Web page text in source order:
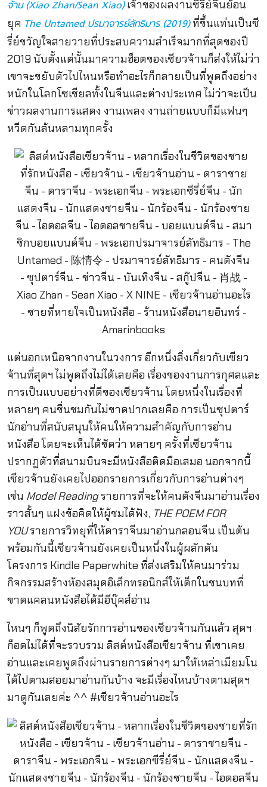
จ้าน (Xiao Zhan/Sean Xiao)เจ้าของผลงานซีรี่ย์จีนย้อน
ยุค The Untamed ปรมาจารย์ลัทธิมาร (2019)ที่ขึ้นแท่นเป็นซี
รี่ย์ขวัญใจสายวายที่ประสบความสำเร็จมากที่สุดของปี
2019 นับตั้งแต่นั้นมาความฮ็อตของเซียวจ้านก็ส่งให้ไม่ว่า
เขาจะขยับตัวไปไหนหรือทำอะไรก็กลายเป็นที่พูดถึงอย่าง
หนักในโลกโซเชียลทั้งในจีนและต่างประเทศ ไม่ว่าจะเป็น
ข่าวผลงานการแสดง งานเพลง งานถ่ายแบบก็มีแฟนๆ
หวีดกันล้นหลามทุกครั้ง
แต่นอกเหนือจากงานในวงการ อีกหนึ่งสิ่งเกี่ยวกับเซียว
จ้านที่สุดฯ ไม่พูดถึงไม่ได้เลยคือ เรื่องของงานการกุศลและ
การเป็นแบบอย่างที่ดีของเซียวจ้าน โดยหนึ่งในเรื่องที่
หลายๆ คนชื่นชมกันไม่ขาดปากเลยคือ การเป็นซุปตาร์
นักอ่านที่สนับสนุนให้คนให้ความสำคัญกับการอ่าน
หนังสือ โดยจะเห็นได้ชัดว่า หลายๆ ครั้งที่เซียวจ้าน
ปรากฏตัวที่สนามบินจะมีหนังสือติดมือเสมอ นอกจากนี้
เซียวจ้านยังเคยไปออกรายการเกี่ยวกับการอ่านต่างๆ
เช่น Model Readingรายการที่จะให้คนดังจีนมาอ่านเรื่อง
ราวสั้นๆ แฝงข้อคิดให้ผู้ชมได้ฟัง, THE POEM FOR
YOUรายการวิทยุที่ให้ดาราจีนมาอ่านกลอนจีน เป็นต้น
พร้อมกันนี้เซียวจ้านยังเคยเป็นหนึ่งในผู้ผลักดัน
โครงการ Kindle Paperwhite ที่ส่งเสริมให้คนมาร่วม
กิจกรรมสร้างห้องสมุดอิเล็กทรอนิกส์ให้เด็กในชนบทที่
ขาดแคลนหนังสือได้มีอีบุ๊คส์อ่าน
ไหนๆ ก็พูดถึงนิสัยรักการอ่านของเซียวจ้านกันแล้ว สุดฯ
ก็อดไม่ได้ที่จะรวบรวม ลิสต์หนังสือเซียวจ้าน ที่เขาเคย
อ่านและเคยพูดถึงผ่านรายการต่างๆ มาให้เหล่าเมียมโน
ได้ไปตามสอยมาอ่านกันบ้าง จะมีเรื่องไหนบ้างตามสุดฯ
มาดูกันเลยค่ะ ^^ #เซียวจ้านอ่านอะไร